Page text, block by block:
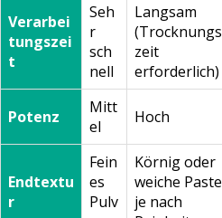
Verarbei
tungszei
t
Seh
r
sch
nell
Langsam
(Trocknungs
zeit
erforderlich)
Potenz
Mitt
el
Hoch
Endtextu
r
Fein
es
Pulv
Körnig oder
weiche Paste
je nach